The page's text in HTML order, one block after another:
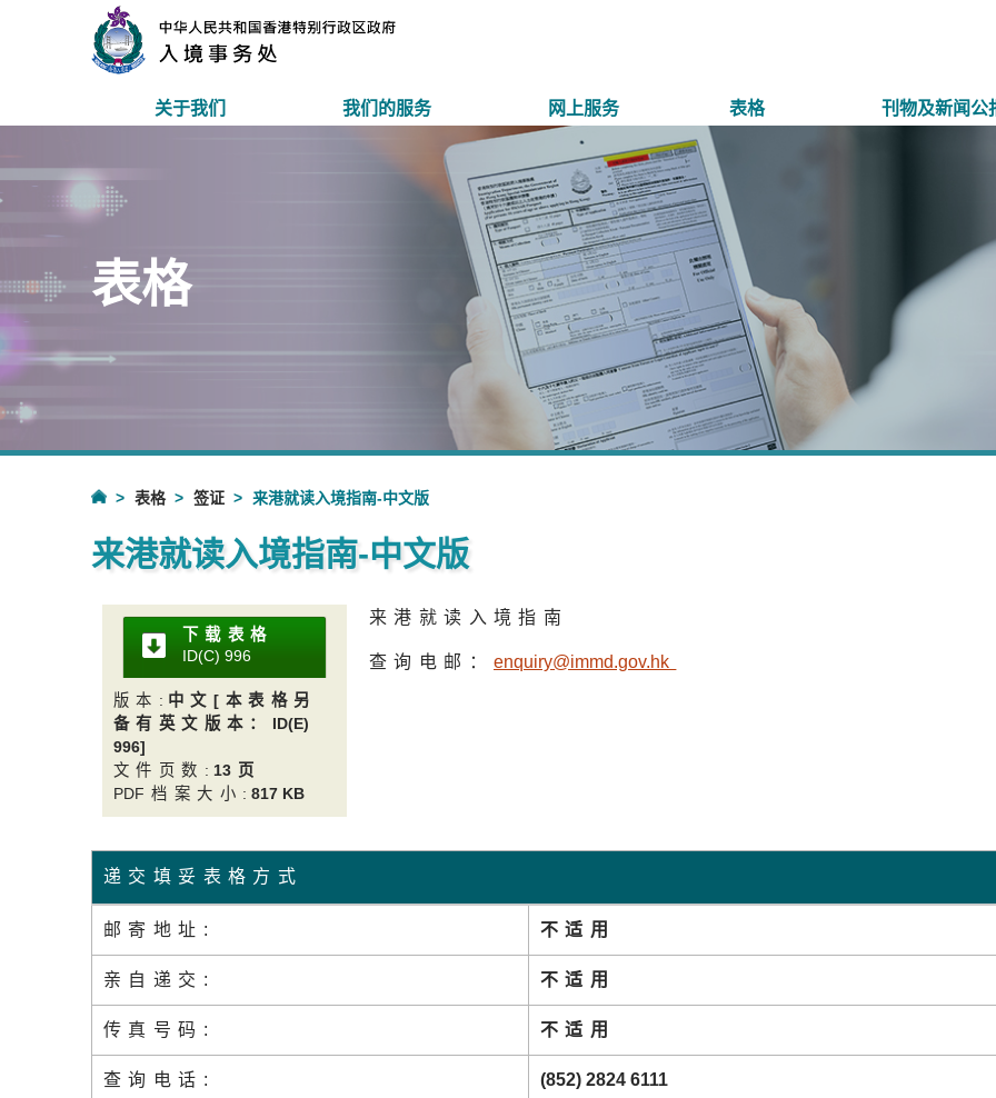
关于我们 我们的服务 网上服务 表格 刊物及新闻公
表格
表格 签证 来港就读入境指南-中文版
来港就读入境指南-中文版
下载表格
ID(C) 996
版本 : 中文[本表格另
备有英文版本： ID(E)
996]
文件页数 : 13页
PDF档案大小 : 817 KB
来港就读入境指南
查询电邮： enquiry@immd.gov.hk
递交填妥表格方式
邮寄地址: 不适用
亲自递交: 不适用
传真号码: 不适用
查询电话: (852) 2824 6111